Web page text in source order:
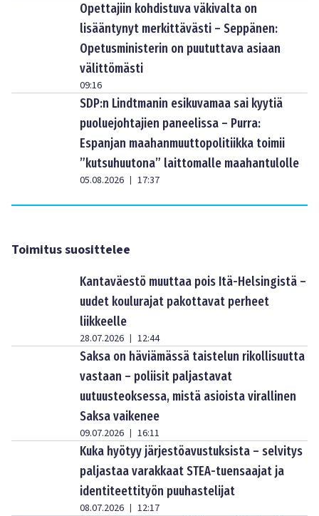
Opettajiin kohdistuva väkivalta on
lisääntynyt merkittävästi – Seppänen:
Opetusministerin on puututtava asiaan
välittömästi
09:16
SDP:n Lindtmanin esikuvamaa sai kyytiä
puoluejohtajien paneelissa – Purra:
Espanjan maahanmuuttopolitiikka toimii
”kutsuhuutona” laittomalle maahantulolle
05.08.2026 | 17:37
Toimitus suosittelee
Kantaväestö muuttaa pois Itä-Helsingistä –
uudet koulurajat pakottavat perheet
liikkeelle
28.07.2026 | 12:44
Saksa on häviämässä taistelun rikollisuutta
vastaan – poliisit paljastavat
uutuusteoksessa, mistä asioista virallinen
Saksa vaikenee
09.07.2026 | 16:11
Kuka hyötyy järjestöavustuksista – selvitys
paljastaa varakkaat STEA-tuensaajat ja
identiteettityön puuhastelijat
08.07.2026 | 12:17